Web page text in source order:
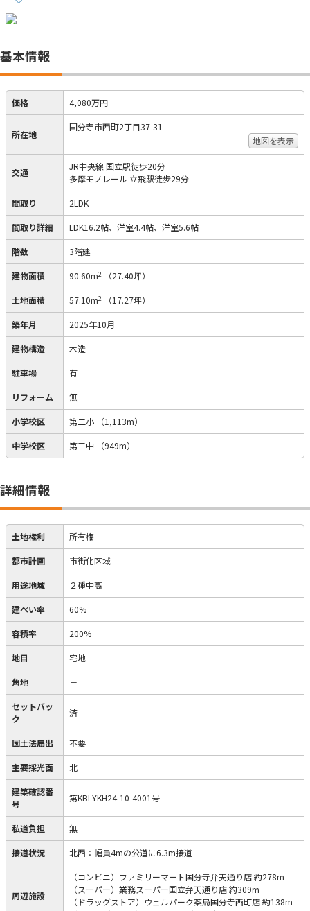
基本情報
価格 4,080万円
所在地
国分寺市西町2丁目37-31
地図を表示
交通
JR中央線 国立駅徒歩20分
多摩モノレール 立飛駅徒歩29分
間取り 2LDK
間取り詳細 LDK16.2帖、洋室4.4帖、洋室5.6帖
階数 3階建
建物面積 90.60m2 （27.40坪）
土地面積 57.10m2 （17.27坪）
築年月 2025年10月
建物構造 木造
駐車場 有
リフォーム 無
小学校区 第二小 （1,113m）
中学校区 第三中 （949m）
詳細情報
土地権利 所有権
都市計画 市街化区域
用途地域 ２種中高
建ぺい率 60%
容積率 200%
地目 宅地
角地 －
セットバッ
ク
済
国土法届出 不要
主要採光面 北
建築確認番
号
第KBI-YKH24-10-4001号
私道負担 無
接道状況 北西：幅員4mの公道に6.3m接道
周辺施設
（コンビニ）ファミリーマート国分寺弁天通り店 約278m
（スーパー）業務スーパー国立弁天通り店 約309m
（ドラッグストア）ウェルパーク薬局国分寺西町店 約138m